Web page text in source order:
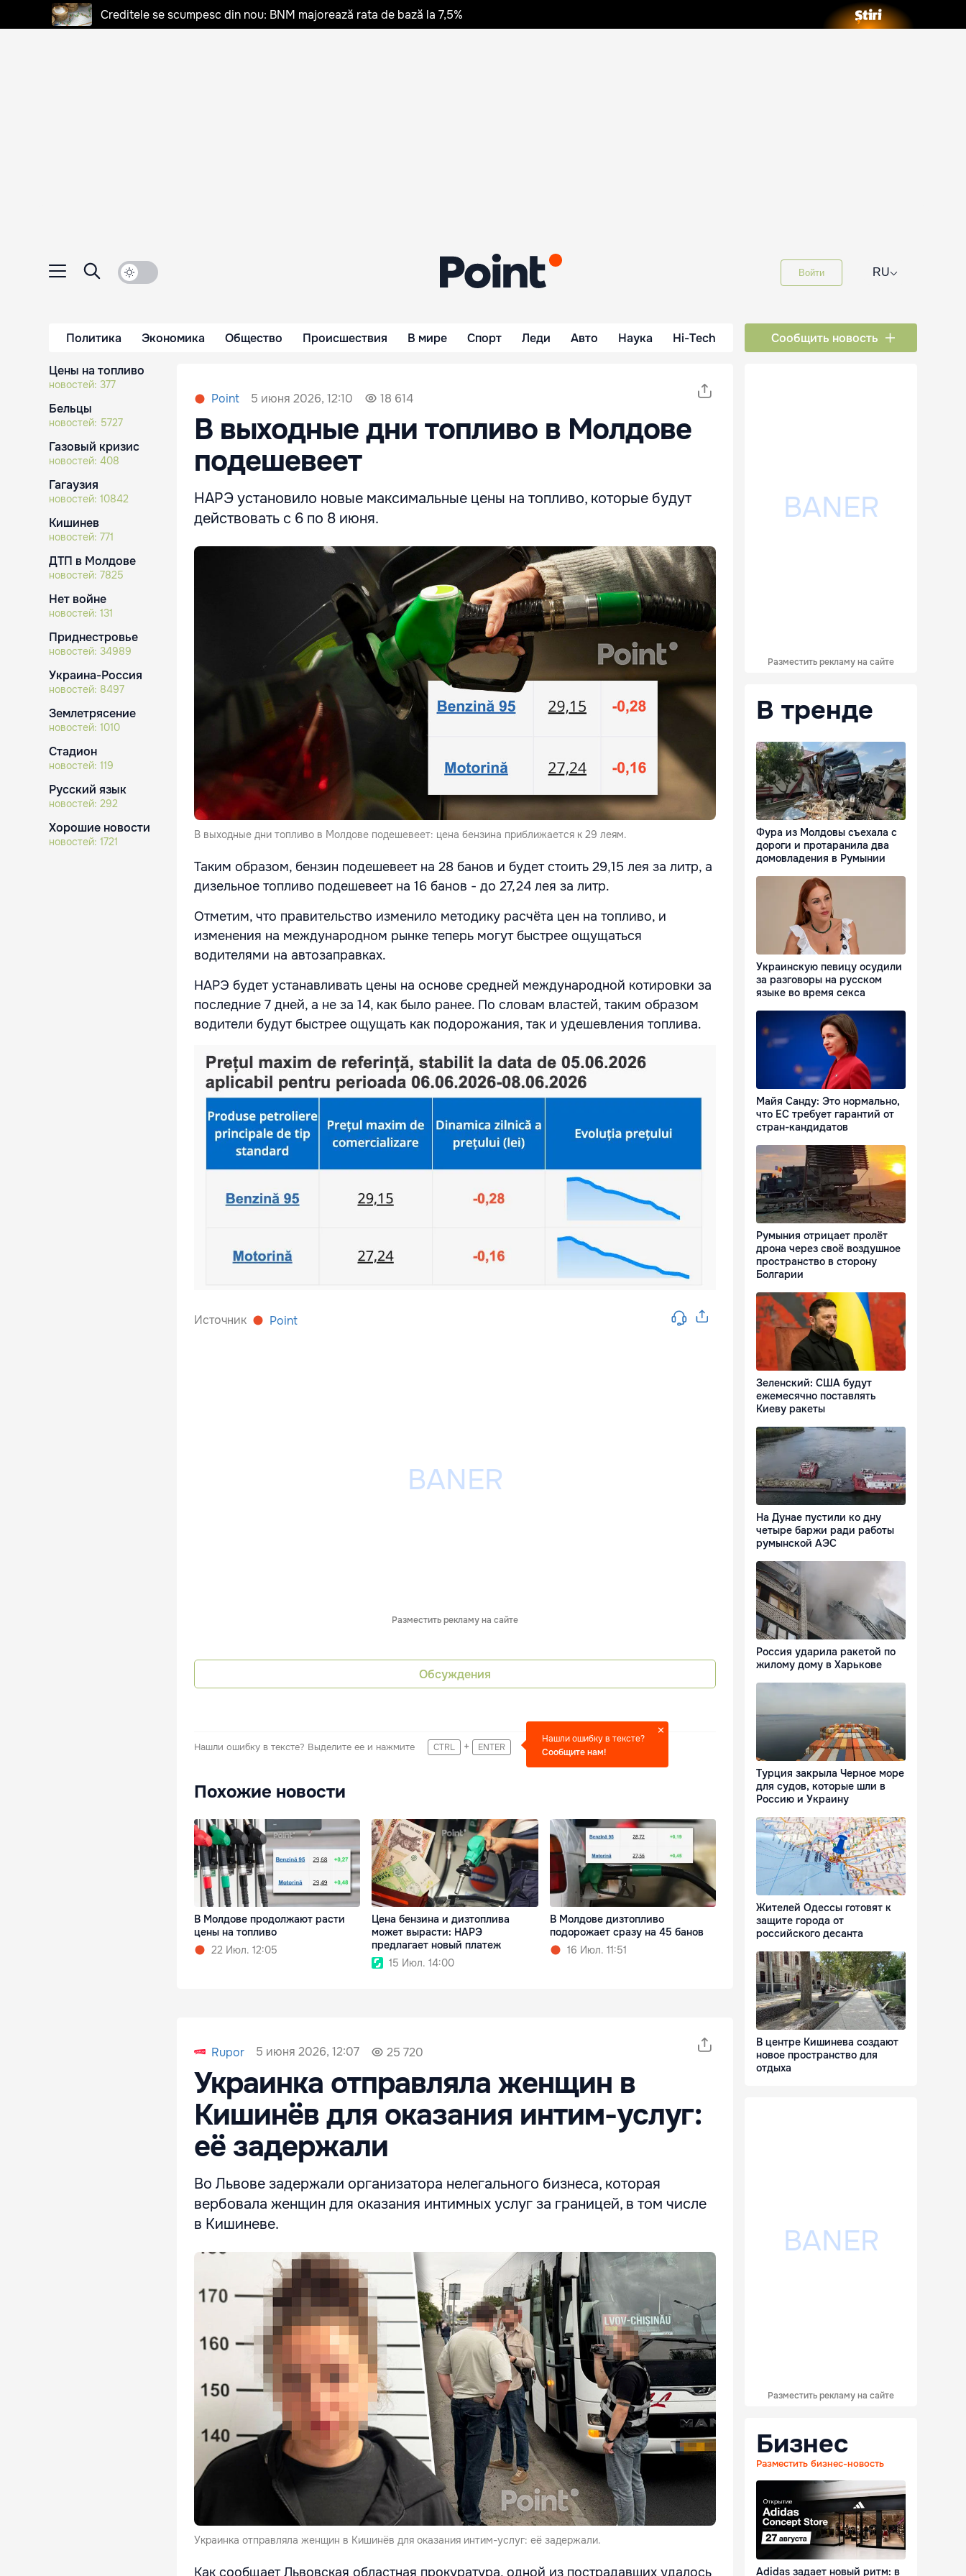
Creditele se scumpesc din nou: BNM majorează rata de bază la 7,5%
Войти RU⌵
Политика Экономика Общество Происшествия В мире Спорт Леди Авто Наука Hi-Tech Сообщить новость
Цены на топливо
новостей: 377
Бельцы
новостей: 5727
Газовый кризис
новостей: 408
Гагаузия
новостей: 10842
Кишинев
новостей: 771
ДТП в Молдове
новостей: 7825
Нет войне
новостей: 131
Приднестровье
новостей: 34989
Украина-Россия
новостей: 8497
Землетрясение
новостей: 1010
Стадион
новостей: 119
Русский язык
новостей: 292
Хорошие новости
новостей: 1721
Point 5 июня 2026, 12:10 18 614
В выходные дни топливо в Молдове
подешевеет
НАРЭ установило новые максимальные цены на топливо, которые будут
действовать с 6 по 8 июня.
В выходные дни топливо в Молдове подешевеет: цена бензина приближается к 29 леям.
Таким образом, бензин подешевеет на 28 банов и будет стоить 29,15 лея за литр, а
дизельное топливо подешевеет на 16 банов - до 27,24 лея за литр.
Отметим, что правительство изменило методику расчёта цен на топливо, и
изменения на международном рынке теперь могут быстрее ощущаться
водителями на автозаправках.
НАРЭ будет устанавливать цены на основе средней международной котировки за
последние 7 дней, а не за 14, как было ранее. По словам властей, таким образом
водители будут быстрее ощущать как подорожания, так и удешевления топлива.
Источник Point
Разместить рекламу на сайте
Обсуждения
Нашли ошибку в тексте? Выделите ее и нажмите CTRL + ENTER
Нашли ошибку в тексте?
Сообщите нам!
Похожие новости
В Молдове продолжают расти
цены на топливо
22 Июл. 12:05
Цена бензина и дизтоплива
может вырасти: НАРЭ
предлагает новый платеж
15 Июл. 14:00
В Молдове дизтопливо
подорожает сразу на 45 банов
16 Июл. 11:51
Rupor 5 июня 2026, 12:07 25 720
Украинка отправляла женщин в
Кишинёв для оказания интим-услуг:
её задержали
Во Львове задержали организатора нелегального бизнеса, которая
вербовала женщин для оказания интимных услуг за границей, в том числе
в Кишиневе.
Украинка отправляла женщин в Кишинёв для оказания интим-услуг: её задержали.
Как сообщает Львовская областная прокуратура, одной из пострадавших удалось
Разместить рекламу на сайте
В тренде
Фура из Молдовы съехала с
дороги и протаранила два
домовладения в Румынии
Украинскую певицу осудили
за разговоры на русском
языке во время секса
Майя Санду: Это нормально,
что ЕС требует гарантий от
стран-кандидатов
Румыния отрицает пролёт
дрона через своё воздушное
пространство в сторону
Болгарии
Зеленский: США будут
ежемесячно поставлять
Киеву ракеты
На Дунае пустили ко дну
четыре баржи ради работы
румынской АЭС
Россия ударила ракетой по
жилому дому в Харькове
Турция закрыла Черное море
для судов, которые шли в
Россию и Украину
Жителей Одессы готовят к
защите города от
российского десанта
В центре Кишинева создают
новое пространство для
отдыха
Разместить рекламу на сайте
Бизнес
Разместить бизнес-новость
Adidas задает новый ритм: в